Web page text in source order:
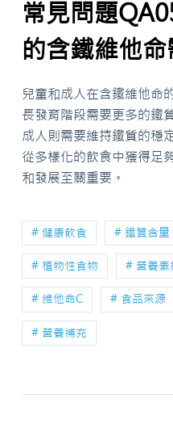
常見問題
的含鐵維他
兒童和成人在含鐵維他命
長發育階段需要更多的鐵
成人則需要維持鐵質的穩
從多樣化的飲食中獲得足
和發展至關重要。
# 健康飲食 # 鐵質含量
# 植物性食物 # 營養素
# 維他命C # 食品來源
# 營養補充